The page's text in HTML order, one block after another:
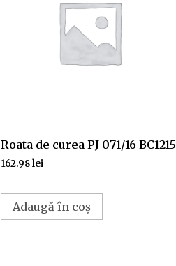
Roata de curea PJ 071/16 BC1215
162.98lei
Adaugă în coș